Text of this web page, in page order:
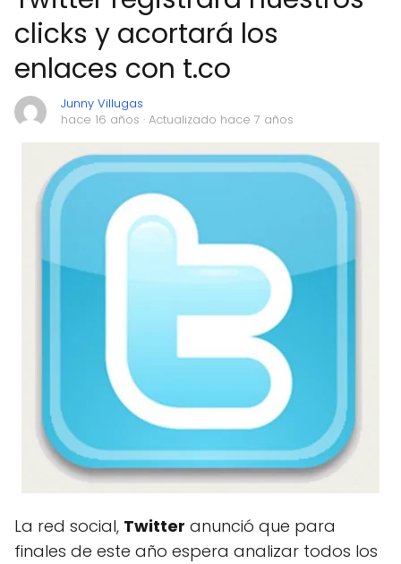
clicks y acortará los
enlaces con t.co
Junny Villugas
hace 16 años · Actualizado hace 7 años
La red social, Twitter anunció que para
finales de este año espera analizar todos los